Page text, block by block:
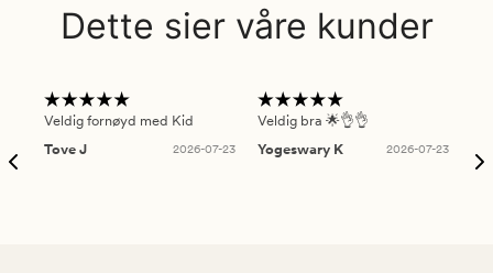
Dette sier våre kunder
Veldig fornøyd med Kid
Tove J
2026-07-23
Veldig bra 🌟👌👌
Yogeswary K
2026-07-23